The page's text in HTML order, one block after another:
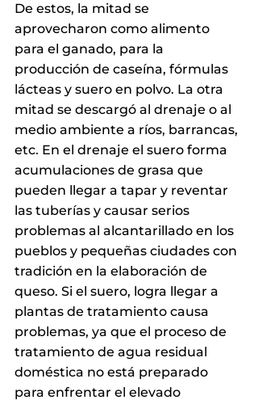
De estos, la mitad se
aprovecharon como alimento
para el ganado, para la
producción de caseína, fórmulas
lácteas y suero en polvo. La otra
mitad se descargó al drenaje o al
medio ambiente a ríos, barrancas,
etc. En el drenaje el suero forma
acumulaciones de grasa que
pueden llegar a tapar y reventar
las tuberías y causar serios
problemas al alcantarillado en los
pueblos y pequeñas ciudades con
tradición en la elaboración de
queso. Si el suero, logra llegar a
plantas de tratamiento causa
problemas, ya que el proceso de
tratamiento de agua residual
doméstica no está preparado
para enfrentar el elevado